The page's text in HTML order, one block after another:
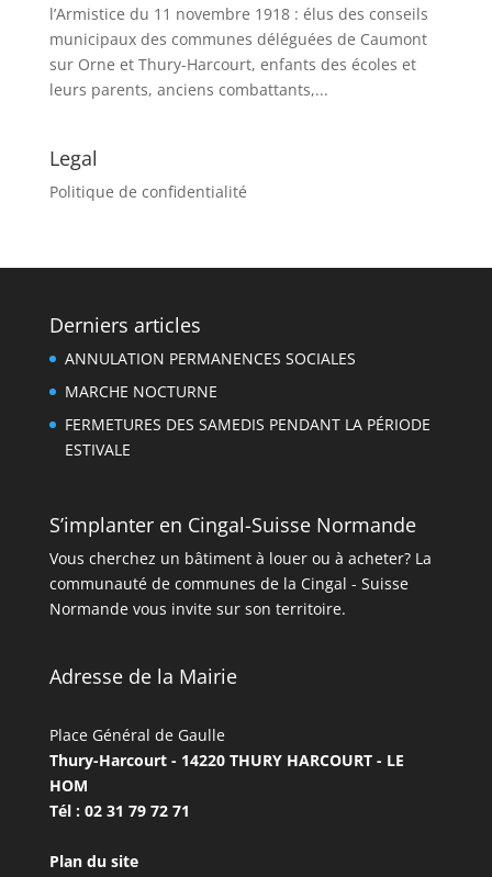
l’Armistice du 11 novembre 1918 : élus des conseils
municipaux des communes déléguées de Caumont
sur Orne et Thury-Harcourt, enfants des écoles et
leurs parents, anciens combattants,...
Legal
Politique de confidentialité
Derniers articles
ANNULATION PERMANENCES SOCIALES
MARCHE NOCTURNE
FERMETURES DES SAMEDIS PENDANT LA PÉRIODE
ESTIVALE
S’implanter en Cingal-Suisse Normande
Vous cherchez un bâtiment à louer ou à acheter? La
communauté de communes de la Cingal - Suisse
Normande vous invite sur son territoire.
Adresse de la Mairie
Place Général de Gaulle
Thury-Harcourt - 14220 THURY HARCOURT - LE
HOM
Tél : 02 31 79 72 71
Plan du site